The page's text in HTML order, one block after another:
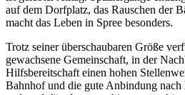
auf dem Dorfplatz, das Rauschen der
macht das Leben in Spree besonders.
Trotz seiner überschaubaren Größe
gewachsene Gemeinschaft, in der
Hilfsbereitschaft einen hohen
Bahnhof und die gute Anbindung